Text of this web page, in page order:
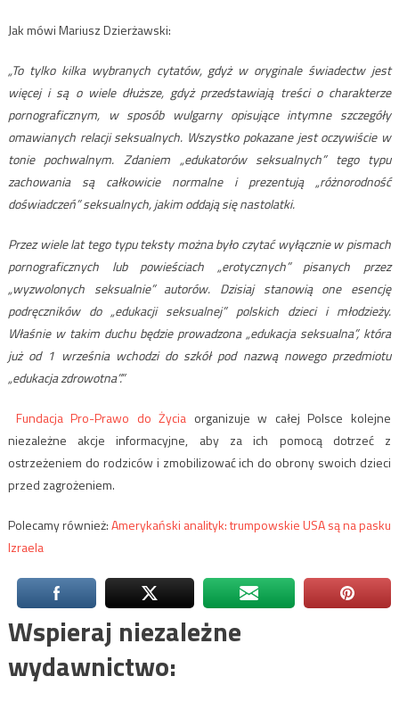
Jak mówi Mariusz Dzierżawski:
„To tylko kilka wybranych cytatów, gdyż w oryginale świadectw jest
więcej i są o wiele dłuższe, gdyż przedstawiają treści o charakterze
pornograficznym, w sposób wulgarny opisujące intymne szczegóły
omawianych relacji seksualnych. Wszystko pokazane jest oczywiście w
tonie pochwalnym. Zdaniem „edukatorów seksualnych” tego typu
zachowania są całkowicie normalne i prezentują „różnorodność
doświadczeń” seksualnych, jakim oddają się nastolatki.
Przez wiele lat tego typu teksty można było czytać wyłącznie w pismach
pornograficznych lub powieściach „erotycznych” pisanych przez
„wyzwolonych seksualnie” autorów. Dzisiaj stanowią one esencję
podręczników do „edukacji seksualnej” polskich dzieci i młodzieży.
Właśnie w takim duchu będzie prowadzona „edukacja seksualna”, która
już od 1 września wchodzi do szkół pod nazwą nowego przedmiotu
„edukacja zdrowotna”.”
Fundacja Pro-Prawo do Życia organizuje w całej Polsce kolejne
niezależne akcje informacyjne, aby za ich pomocą dotrzeć z
ostrzeżeniem do rodziców i zmobilizować ich do obrony swoich dzieci
przed zagrożeniem.
Polecamy również:Amerykański analityk: trumpowskie USA są na pasku
Izraela
Wspieraj niezależne
wydawnictwo: